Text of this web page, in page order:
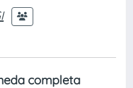
completa